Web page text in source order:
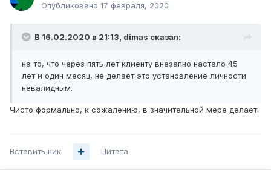
Опубликовано 17 февраля, 2020
В 16.02.2020 в 21:13, dimas сказал:
на то, что через пять лет клиенту внезапно настало 45
лет и один месяц, не делает это установление личности
невалидным.
Чисто формально, к сожалению, в значительной мере делает.
Вставить ник Цитата